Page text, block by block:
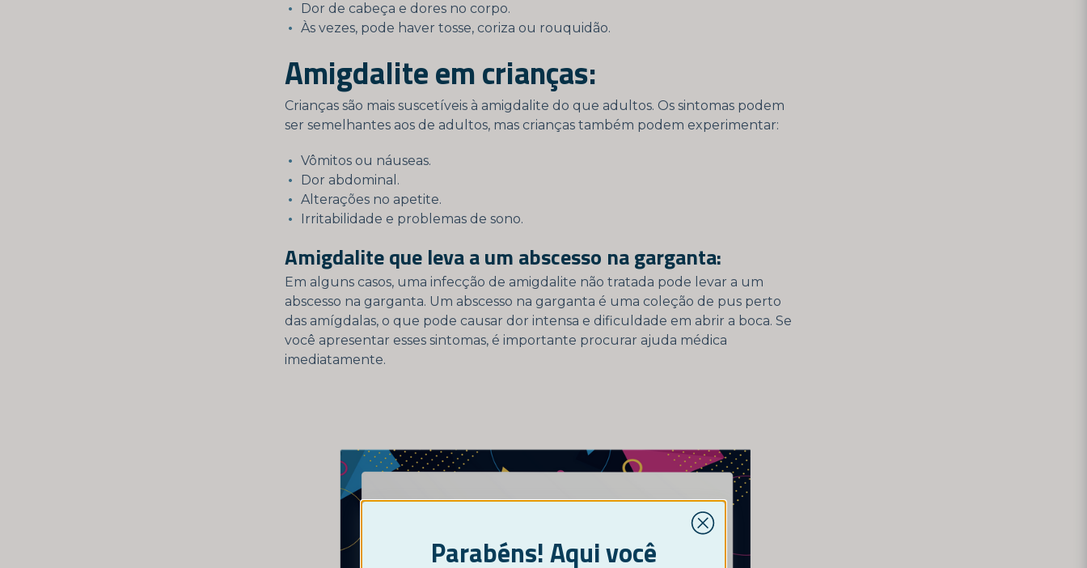
Dor de cabeça e dores no corpo.
Às vezes, pode haver tosse, coriza ou rouquidão.
Amigdalite em crianças:
Crianças são mais suscetíveis à amigdalite do que adultos. Os sintomas podem
ser semelhantes aos de adultos, mas crianças também podem experimentar:
Vômitos ou náuseas.
Dor abdominal.
Alterações no apetite.
Irritabilidade e problemas de sono.
Amigdalite que leva a um abscesso na garganta:
Em alguns casos, uma infecção de amigdalite não tratada pode levar a um
abscesso na garganta. Um abscesso na garganta é uma coleção de pus perto
das amígdalas, o que pode causar dor intensa e dificuldade em abrir a boca. Se
você apresentar esses sintomas, é importante procurar ajuda médica
imediatamente.
Parabéns! Aqui você